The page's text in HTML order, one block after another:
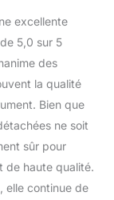
excellente
5,0 sur 5
des
la qualité
Bien que
ne soit
sûr pour
de haute qualité.
elle continue de